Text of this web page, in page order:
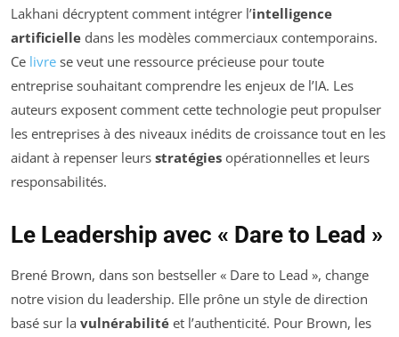
Lakhani décryptent comment intégrer l’intelligence
artificielle dans les modèles commerciaux contemporains.
Ce livre se veut une ressource précieuse pour toute
entreprise souhaitant comprendre les enjeux de l’IA. Les
auteurs exposent comment cette technologie peut propulser
les entreprises à des niveaux inédits de croissance tout en les
aidant à repenser leurs stratégies opérationnelles et leurs
responsabilités.
Le Leadership avec « Dare to Lead »
Brené Brown, dans son bestseller « Dare to Lead », change
notre vision du leadership. Elle prône un style de direction
basé sur la vulnérabilité et l’authenticité. Pour Brown, les